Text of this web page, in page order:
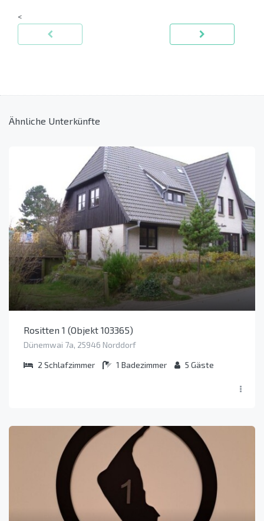
<
Ähnliche Unterkünfte
Rositten 1 (Objekt 103365)
Dünemwai 7a, 25946 Norddorf
2 Schlafzimmer 1 Badezimmer 5 Gäste